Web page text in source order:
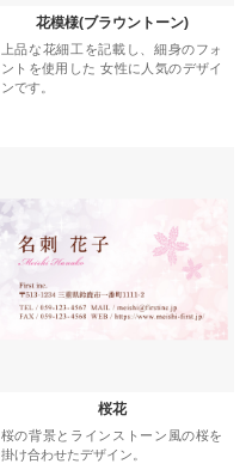
花模様(ブラウントーン)
上品な花細工を記載し、細身のフォ
ントを使用した 女性に人気のデザイ
ンです。
桜花
桜の背景とラインストーン風の桜を
掛け合わせたデザイン。